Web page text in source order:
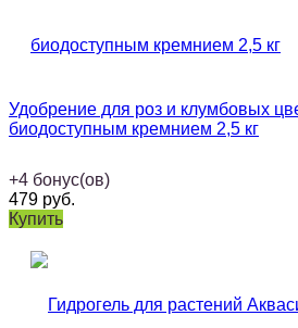
Удобрение для роз и клумбовых
биодоступным кремнием 2,5 кг
+4 бонус(ов)
479 руб.
Купить